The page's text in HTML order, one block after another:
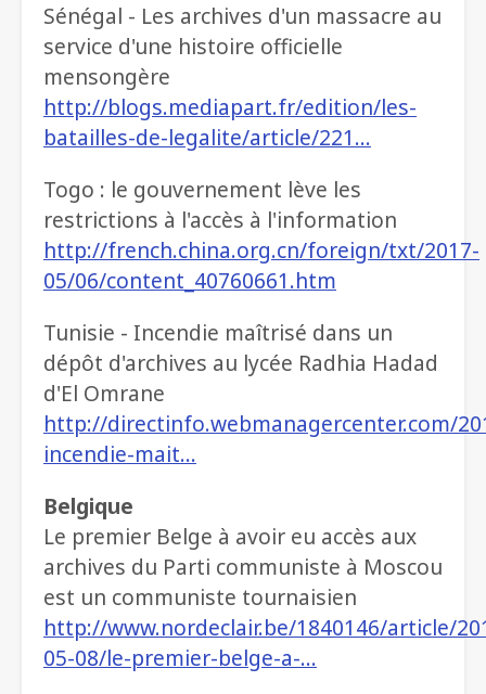
Sénégal - Les archives d'un massacre au
service d'une histoire officielle
mensongère
http://blogs.mediapart.fr/edition/les-
batailles-de-legalite/article/221…
Togo : le gouvernement lève les
restrictions à l'accès à l'information
http://french.china.org.cn/foreign/txt/2017-
05/06/content_40760661.htm
Tunisie - Incendie maîtrisé dans un
dépôt d'archives au lycée Radhia Hadad
d'El Omrane
http://directinfo.webmanagercenter.com/
incendie-mait…
Belgique
Le premier Belge à avoir eu accès aux
archives du Parti communiste à Moscou
est un communiste tournaisien
http://www.nordeclair.be/1840146/article/
05-08/le-premier-belge-a-…